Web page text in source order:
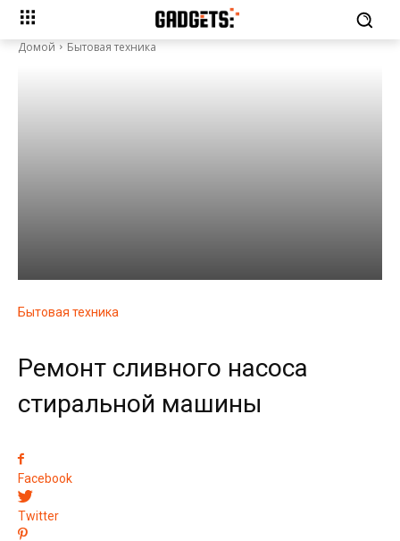
Домой Бытовая техника
Бытовая техника
Ремонт сливного насоса
стиральной машины
Facebook
Twitter